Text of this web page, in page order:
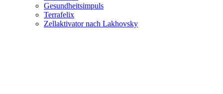
Gesundheitsimpuls
Terrafelix
Zellaktivator nach Lakhovsky